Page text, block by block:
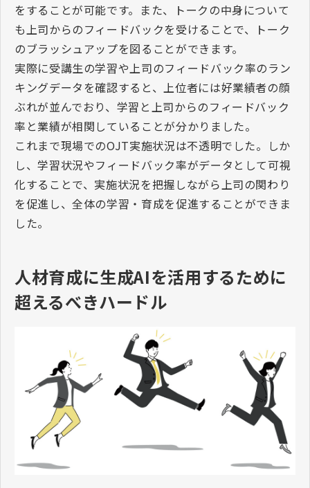
をすることが可能です。また、トークの中身について
も上司からのフィードバックを受けることで、トーク
のブラッシュアップを図ることができます。
実際に受講生の学習や上司のフィードバック率のラン
キングデータを確認すると、上位者には好業績者の顔
ぶれが並んでおり、学習と上司からのフィードバック
率と業績が相関していることが分かりました。
これまで現場でのOJT実施状況は不透明でした。しか
し、学習状況やフィードバック率がデータとして可視
化することで、実施状況を把握しながら上司の関わり
を促進し、全体の学習・育成を促進することができま
した。
人材育成に生成AIを活用するために
超えるべきハードル